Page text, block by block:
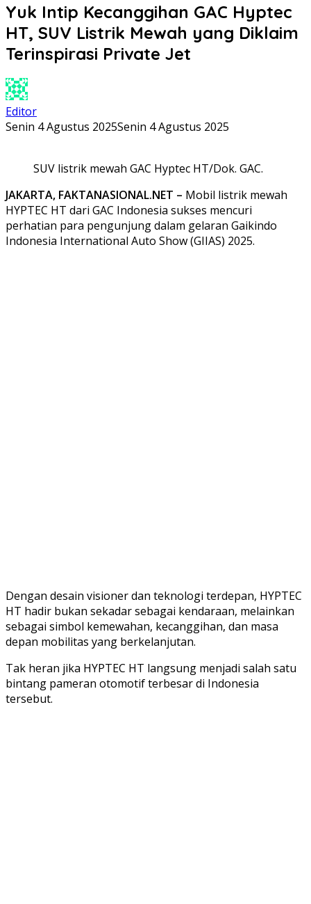
Yuk Intip Kecanggihan GAC Hyptec
HT, SUV Listrik Mewah yang Diklaim
Terinspirasi Private Jet
Editor
Senin 4 Agustus 2025Senin 4 Agustus 2025
SUV listrik mewah GAC Hyptec HT/Dok. GAC.
JAKARTA, FAKTANASIONAL.NET – Mobil listrik mewah
HYPTEC HT dari GAC Indonesia sukses mencuri
perhatian para pengunjung dalam gelaran Gaikindo
Indonesia International Auto Show (GIIAS) 2025.
Dengan desain visioner dan teknologi terdepan, HYPTEC
HT hadir bukan sekadar sebagai kendaraan, melainkan
sebagai simbol kemewahan, kecanggihan, dan masa
depan mobilitas yang berkelanjutan.
Tak heran jika HYPTEC HT langsung menjadi salah satu
bintang pameran otomotif terbesar di Indonesia
tersebut.